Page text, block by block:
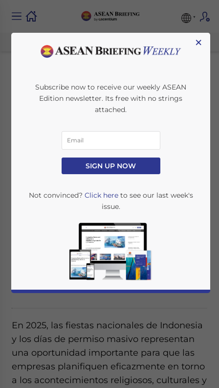
Calendario de
festivos nacionales y
permisos colectivos
en Indonesia para
December 9, 2024Posted by ASEAN Briefing
Ayman Falak MedinaReading Time:
Prepare su empresa para las vacaciones de
2025 en Indonesia. Optimice la dotación de
personal, agilice las operaciones y
aproveche los picos de demanda de los
En 2025, las fiestas nacionales de Indonesia
y los días de permiso masivo representan
una oportunidad importante para que las
empresas planifiquen eficazmente en torno
a los acontecimientos religiosos, culturales y
×
Subscribe now to receive our weekly ASEAN
Edition newsletter. Its free with no strings
attached.
SIGN UP NOW
Not convinced? Click hereto see our last week's
issue.